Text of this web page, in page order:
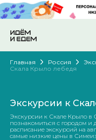
Главная Россия
Скала Крыло лебедя
Экскурсии к
Экскурсии к Скале Крыло в
познакомиться с городом и
расписание экскурсий на
самые низкие цены в